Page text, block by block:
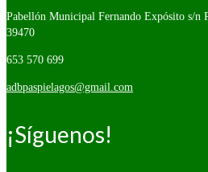
Pabellón Municipal Fernando Expósito s/n
39470
653 570 699
adbpaspielagos@gmail.com
¡Síguenos!